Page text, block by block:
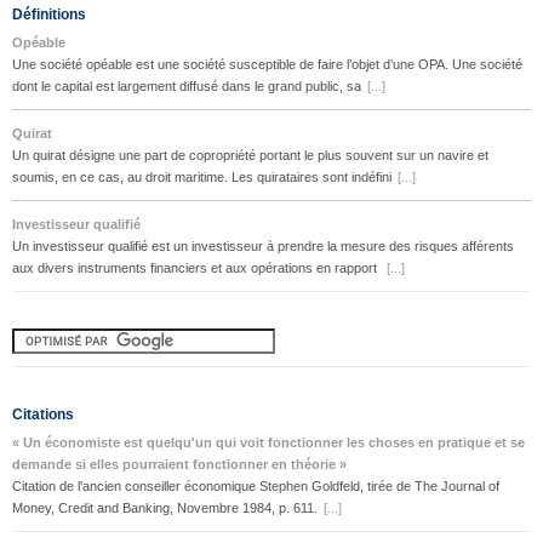
Définitions
Opéable
Une société opéable est une société susceptible de faire l’objet d’une OPA. Une société
dont le capital est largement diffusé dans le grand public, sa [...]
Quirat
Un quirat désigne une part de copropriété portant le plus souvent sur un navire et
soumis, en ce cas, au droit maritime. Les quirataires sont indéfini [...]
Investisseur qualifié
Un investisseur qualifié est un investisseur à prendre la mesure des risques afférents
aux divers instruments financiers et aux opérations en rapport
[...]
Citations
« Un économiste est quelqu'un qui voit fonctionner les choses en pratique et se
demande si elles pourraient fonctionner en théorie »
Citation de l'ancien conseiller économique Stephen Goldfeld, tirée de The Journal of
Money, Credit and Banking, Novembre 1984, p. 611.
[...]